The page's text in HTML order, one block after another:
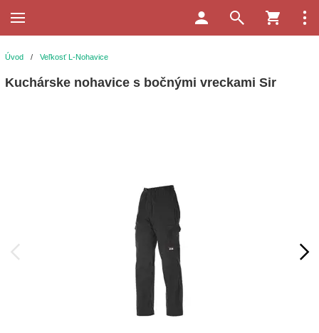
Úvod / Veľkosť L-Nohavice
Kuchárske nohavice s bočnými vreckami Sir